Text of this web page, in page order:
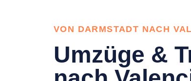
VON DARMSTADT NACH
Umzüge &